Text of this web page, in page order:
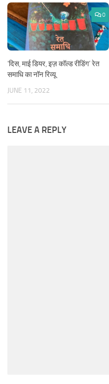
0
‘दिस, माई डियर, इज़ कॉल्ड रीडिंग’ रेत
समाधि का नॉन रिव्यू
JUNE 11, 2022
LEAVE A REPLY